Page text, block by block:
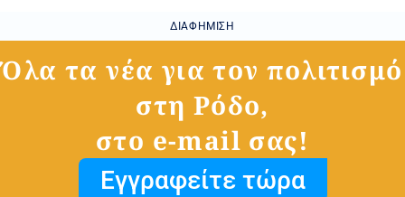
ΔΙΑΦΉΜΙΣΗ
Όλα τα νέα για τον πολιτισμό
στη Ρόδο,
στο e-mail σας!
Εγγραφείτε τώρα